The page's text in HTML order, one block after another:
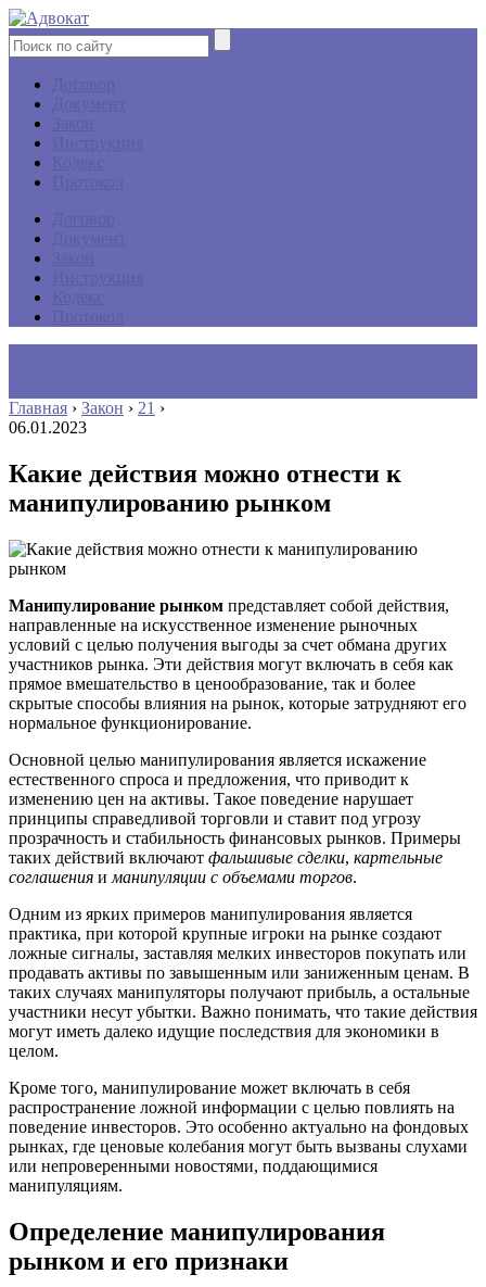
Главная › Закон › 21 ›
06.01.2023
Какие действия можно отнести к
манипулированию рынком
Манипулирование рынком представляет собой действия,
направленные на искусственное изменение рыночных
условий с целью получения выгоды за счет обмана других
участников рынка. Эти действия могут включать в себя как
прямое вмешательство в ценообразование, так и более
скрытые способы влияния на рынок, которые затрудняют его
нормальное функционирование.
Основной целью манипулирования является искажение
естественного спроса и предложения, что приводит к
изменению цен на активы. Такое поведение нарушает
принципы справедливой торговли и ставит под угрозу
прозрачность и стабильность финансовых рынков. Примеры
таких действий включают фальшивые сделки, картельные
соглашения и манипуляции с объемами торгов.
Одним из ярких примеров манипулирования является
практика, при которой крупные игроки на рынке создают
ложные сигналы, заставляя мелких инвесторов покупать или
продавать активы по завышенным или заниженным ценам. В
таких случаях манипуляторы получают прибыль, а остальные
участники несут убытки. Важно понимать, что такие действия
могут иметь далеко идущие последствия для экономики в
целом.
Кроме того, манипулирование может включать в себя
распространение ложной информации с целью повлиять на
поведение инвесторов. Это особенно актуально на фондовых
рынках, где ценовые колебания могут быть вызваны слухами
или непроверенными новостями, поддающимися
манипуляциям.
Определение манипулирования
рынком и его признаки